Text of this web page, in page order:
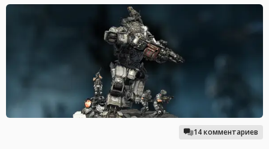
14 комментариев